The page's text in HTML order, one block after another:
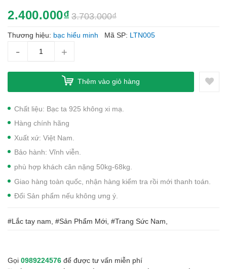
2.400.000₫ 3.703.000₫
Thương hiệu: bạc hiểu minh Mã SP: LTN005
- +
Thêm vào giỏ hàng
Chất liệu: Bạc ta 925 không xi mạ.
Hàng chính hãng
Xuất xứ: Việt Nam.
Bảo hành: Vĩnh viễn.
phù hợp khách cân nặng 50kg-68kg.
Giao hàng toàn quốc, nhận hàng kiểm tra rồi mới thanh toán.
Đổi Sản phẩm nếu không ưng ý.
#Lắc tay nam, #Sản Phẩm Mới, #Trang Sức Nam,
Gọi 0989224576 để được tư vấn miễn phí